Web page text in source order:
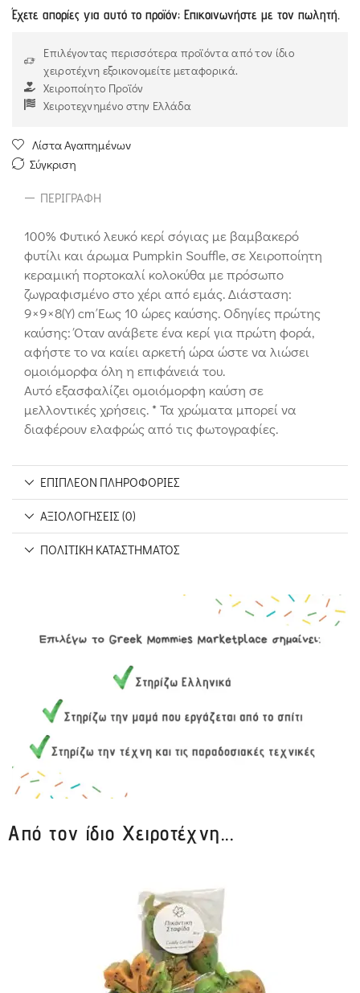
Έχετε απορίες για αυτό το προϊόν; Επικοινωνήστε με τον πωλητή.
Επιλέγοντας περισσότερα προϊόντα από τον ίδιο
χειροτέχνη εξοικονομείτε μεταφορικά.
Χειροποίητο Προϊόν
Χειροτεχνημένο στην Ελλάδα
Λίστα Αγαπημένων
Σύγκριση
ΠΕΡΙΓΡΑΦΉ
100% Φυτικό λευκό κερί σόγιας με βαμβακερό
φυτίλι και άρωμα Pumpkin Souffle, σε Χειροποίητη
κεραμική πορτοκαλί κολοκύθα με πρόσωπο
ζωγραφισμένο στο χέρι από εμάς. Διάσταση:
9×9×8(Υ) cm Έως 10 ώρες καύσης. Οδηγίες πρώτης
καύσης: Όταν ανάβετε ένα κερί για πρώτη φορά,
αφήστε το να καίει αρκετή ώρα ώστε να λιώσει
ομοιόμορφα όλη η επιφάνειά του.
Αυτό εξασφαλίζει ομοιόμορφη καύση σε
μελλοντικές χρήσεις. * Τα χρώματα μπορεί να
διαφέρουν ελαφρώς από τις φωτογραφίες.
ΕΠΙΠΛΈΟΝ ΠΛΗΡΟΦΟΡΊΕΣ
ΑΞΙΟΛΟΓΉΣΕΙΣ (0)
ΠΟΛΙΤΙΚΉ ΚΑΤΑΣΤΉΜΑΤΟΣ
Από τον ίδιο Χειροτέχνη...